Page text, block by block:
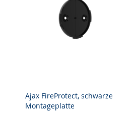
Ajax FireProtect, schwarze
Montageplatte